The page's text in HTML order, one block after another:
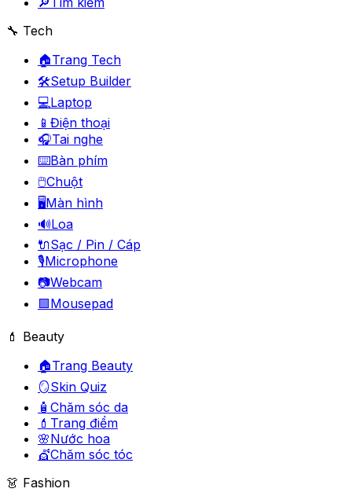
🔧 Tech
🏠Trang Tech
🛠️Setup Builder
💻Laptop
📱 Điện thoại
🎧Tai nghe
⌨️Bàn phím
🖱️Chuột
🖥️Màn hình
🔊Loa
🔌Sạc / Pin / Cáp
🎙️Microphone
📷Webcam
🟪Mousepad
💄 Beauty
🏠Trang Beauty
🪞Skin Quiz
🧴 Chăm sóc da
💄 Trang điểm
🌸Nước hoa
💇Chăm sóc tóc
👗 Fashion